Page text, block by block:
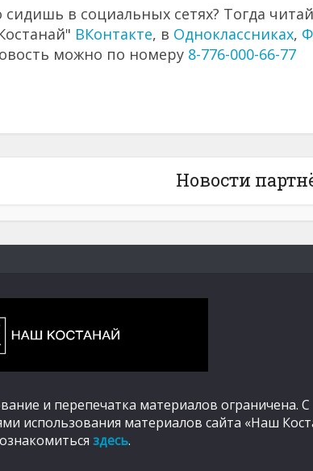
сидишь в социальных сетях? Тогда
ВКонтакте, в Одноклассниках,
можно по номеру 8-776-000-66-77
Новости
и перепечатка материалов ограничена. С
использования материалов сайта «Наш
здесь.